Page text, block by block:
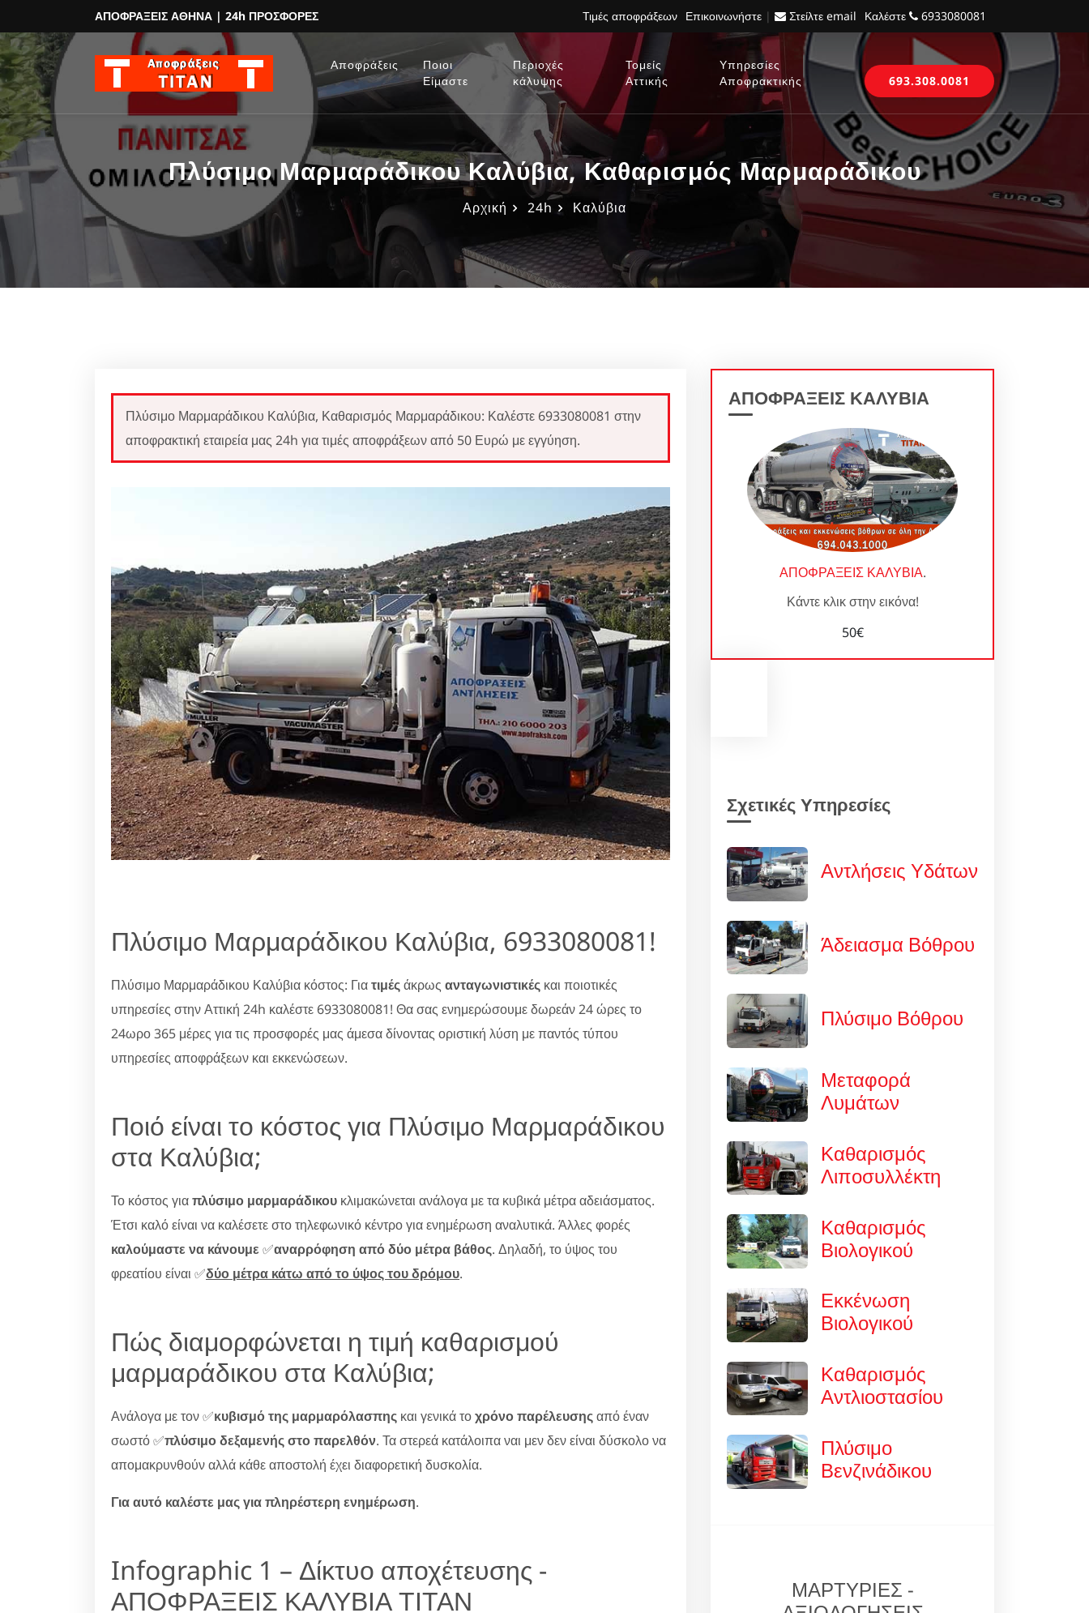
ΑΠΟΦΡΑΞΕΙΣ ΑΘΗΝΑ | 24h ΠΡΟΣΦΟΡΕΣ Τιμές αποφράξεων Επικοινωνήστε | Στείλτε email Καλέστε 6933080081
Αποφράξεις
Ποιοι
Είμαστε
Περιοχές
κάλυψης
Τομείς
Αττικής
Υπηρεσίες
Αποφρακτικής
693.308.0081
Πλύσιμο Μαρμαράδικου Καλύβια, Καθαρισμός Μαρμαράδικου
Αρχική 24h Καλύβια
Πλύσιμο Μαρμαράδικου Καλύβια, Καθαρισμός Μαρμαράδικου: Καλέστε 6933080081 στην
αποφρακτική εταιρεία μας 24h για τιμές αποφράξεων από 50 Ευρώ με εγγύηση.
Πλύσιμο Μαρμαράδικου Καλύβια, 6933080081!
Πλύσιμο Μαρμαράδικου Καλύβια κόστος: Γιατιμέςάκρως ανταγωνιστικές και ποιοτικές
υπηρεσίες στην Αττική 24h καλέστε 6933080081! Θα σας ενημερώσουμε δωρεάν 24 ώρες το
24ωρο 365 μέρες για τις προσφορές μας άμεσα δίνοντας οριστική λύση με παντός τύπου
υπηρεσίες αποφράξεων και εκκενώσεων.
Ποιό είναι το κόστος για Πλύσιμο Μαρμαράδικου
στα Καλύβια;
Το κόστος γιαπλύσιμο μαρμαράδικου κλιμακώνεται ανάλογα με τα κυβικά μέτρα αδειάσματος.
Έτσι καλό είναι να καλέσετε στο τηλεφωνικό κέντρο για ενημέρωση αναλυτικά. Άλλες φορές
καλούμαστε να κάνουμε ✅αναρρόφηση από δύο μέτρα βάθος. Δηλαδή, το ύψος του
φρεατίου είναι ✅δύο μέτρα κάτω από το ύψος του δρόμου.
Πώς διαμορφώνεται η τιμή καθαρισμού
μαρμαράδικου στα Καλύβια;
Ανάλογα με τον ✅κυβισμό της μαρμαρόλασπης και γενικά τοχρόνο παρέλευσηςαπό έναν
σωστό ✅πλύσιμο δεξαμενής στο παρελθόν. Τα στερεά κατάλοιπα ναι μεν δεν είναι δύσκολο να
απομακρυνθούν αλλά κάθε αποστολή έχει διαφορετική δυσκολία.
Για αυτό καλέστε μας για πληρέστερη ενημέρωση.
Infographic 1 – Δίκτυο αποχέτευσης -
ΑΠΟΦΡΑΞΕΙΣ ΚΑΛΥΒΙΑ ΤΙΤΑΝ
ΑΠΟΦΡΑΞΕΙΣ ΚΑΛΥΒΙΑ
ΑΠΟΦΡΑΞΕΙΣ ΚΑΛΥΒΙΑ.
Κάντε κλικ στην εικόνα!
50€
Σχετικές Υπηρεσίες
Αντλήσεις Υδάτων
Άδειασμα Βόθρου
Πλύσιμο Βόθρου
Μεταφορά
Λυμάτων
Καθαρισμός
Λιποσυλλέκτη
Καθαρισμός
Βιολογικού
Εκκένωση
Βιολογικού
Καθαρισμός
Αντλιοστασίου
Πλύσιμο
Βενζινάδικου
ΜΑΡΤΥΡΙΕΣ -